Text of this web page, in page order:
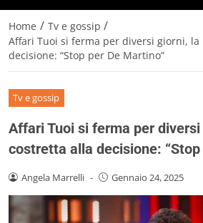
Home / Tv e gossip /
Affari Tuoi si ferma per diversi giorni, la
decisione: “Stop per De Martino”
Tv e gossip
Affari Tuoi si ferma per
costretta alla decisione:
Angela Marrelli - Gennaio 24, 2025